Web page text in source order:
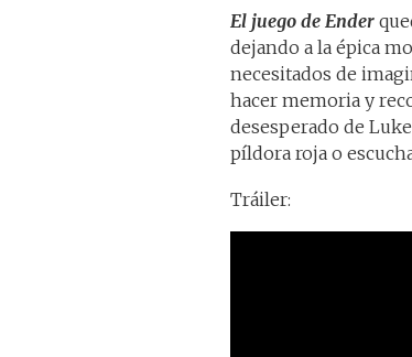
El juego de Ender
dejando a la épica
necesitados de
hacer memoria y
desesperado de
píldora roja o
Tráiler: